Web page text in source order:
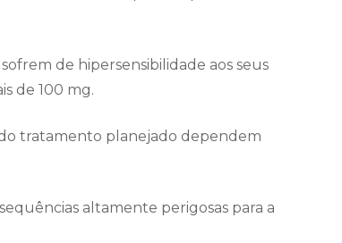
de hipersensibilidade aos seus
de 100 mg.
tratamento planejado dependem
altamente perigosas para a